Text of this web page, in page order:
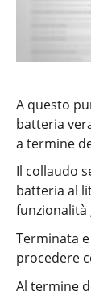
A questo
batteria
a termine
Il collaudo
batteria al
funzionalità
Terminata
procedere
Al termine